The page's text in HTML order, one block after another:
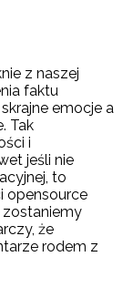
z naszej
faktu
emocje a
Tak
i
jeśli nie
to
opensource
że
rodem z